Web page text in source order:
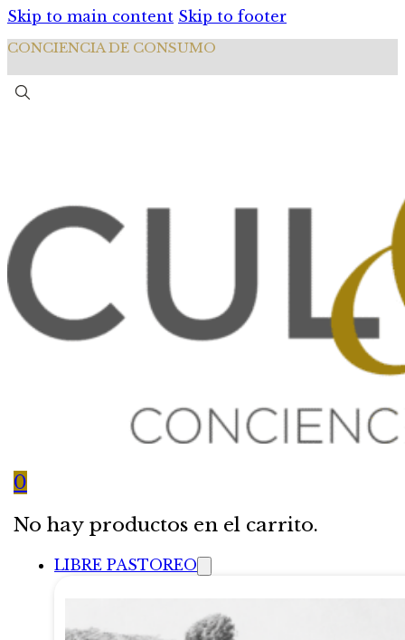
Skip to main content Skip to footer
CONCIENCIA DE CONSUMO
0
No hay productos en el carrito.
LIBRE PASTOREO